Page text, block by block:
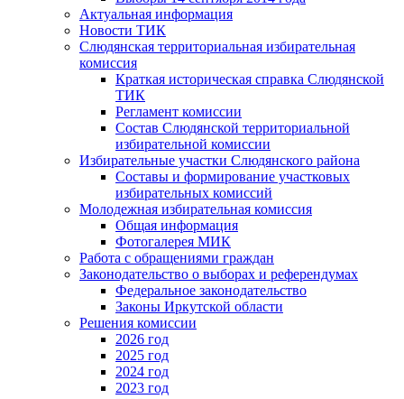
Актуальная информация
Новости ТИК
Слюдянская территориальная избирательная
комиссия
Краткая историческая справка Слюдянской
ТИК
Регламент комиссии
Состав Слюдянской территориальной
избирательной комиссии
Избирательные участки Слюдянского района
Составы и формирование участковых
избирательных комиссий
Молодежная избирательная комиссия
Общая информация
Фотогалерея МИК
Работа с обращениями граждан
Законодательство о выборах и референдумах
Федеральное законодательство
Законы Иркутской области
Решения комиссии
2026 год
2025 год
2024 год
2023 год